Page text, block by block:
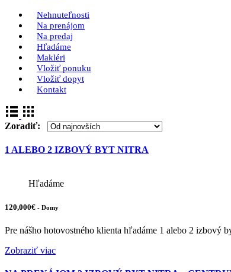
Nehnuteľnosti
Na prenájom
Na predaj
Hľadáme
Makléri
Vložiť ponuku
Vložiť dopyt
Kontakt
Zoradiť:
1 ALEBO 2 IZBOVÝ BYT NITRA
Hľadáme
120,000€ - Domy
Pre nášho hotovostného klienta hľadáme 1 alebo 2 izbový
Zobraziť viac